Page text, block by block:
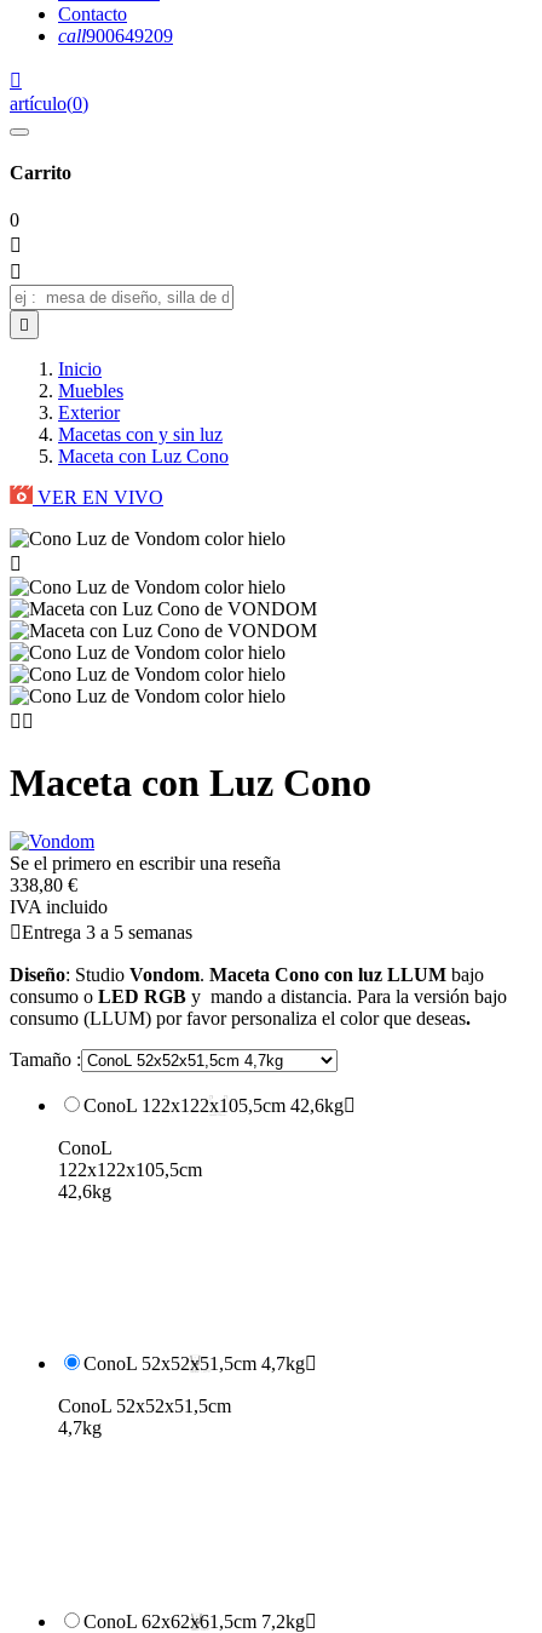
Contacto
call900649209

artículo(0)
Carrito
0



Inicio
Muebles
Exterior
Macetas con y sin luz
Maceta con Luz Cono
VER EN VIVO

 
Maceta con Luz Cono
Se el primero en escribir una reseña
338,80 €
IVA incluido
Entrega 3 a 5 semanas
Diseño: Studio Vondom. Maceta Cono con luz LLUM bajo
consumo o LED RGB y mando a distancia. Para la versión bajo
consumo (LLUM) por favor personaliza el color que deseas.
Tamaño :
ConoL 122x122x105,5cm 42,6kg
ConoL
122x122x105,5cm
42,6kg
ConoL 52x52x51,5cm 4,7kg
ConoL 52x52x51,5cm
4,7kg
ConoL 62x62x61,5cm 7,2kg